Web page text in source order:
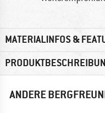
MATERIALINFOS &
ANDERE